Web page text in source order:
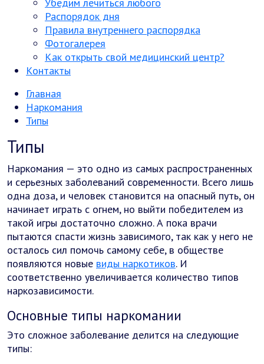
Распорядок дня
Правила внутреннего распорядка
Фотогалерея
Как открыть свой медицинский центр?
Контакты
Главная
Наркомания
Типы
Типы
Наркомания — это одно из самых распространенных
и серьезных заболеваний современности. Всего лишь
одна доза, и человек становится на опасный путь, он
начинает играть с огнем, но выйти победителем из
такой игры достаточно сложно. А пока врачи
пытаются спасти жизнь зависимого, так как у него не
осталось сил помочь самому себе, в обществе
появляются новые виды наркотиков. И
соответственно увеличивается количество типов
наркозависимости.
Основные типы наркомании
Это сложное заболевание делится на следующие
типы: